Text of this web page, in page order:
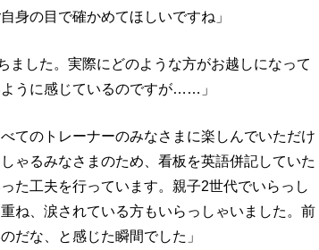
身の目で確かめてほしいですね」
ました。実際にどのような方がお越しになって
うに感じているのですが……」
てのトレーナーのみなさまに楽しんでいただけ
ゃるみなさまのため、看板を英語併記していた
た工夫を行っています。親子2世代でいらっし
ね、涙されている方もいらっしゃいました。前
だな、と感じた瞬間でした」